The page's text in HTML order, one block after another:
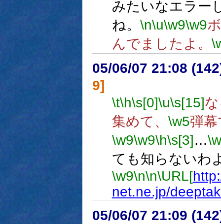
みたいなエラー
ね。 \n\u\w9\w9
んでましたよ。
05/06/07 21:08
9]
\t\h\s[0]\u\s[15]
集めて、 \w5弾
\w9\w9\h\s[3] …
ても知らないわ
\w9\n\n\URL[
net.ne.jp/
05/06/07 21:09